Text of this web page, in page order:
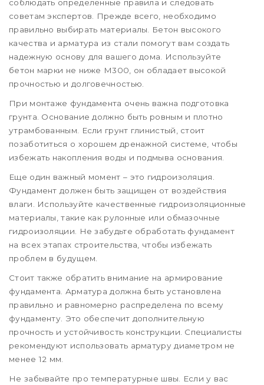
соблюдать определенные правила и следовать
советам экспертов. Прежде всего, необходимо
правильно выбирать материалы. Бетон высокого
качества и арматура из стали помогут вам создать
надежную основу для вашего дома. Используйте
бетон марки не ниже М300, он обладает высокой
прочностью и долговечностью.
При монтаже фундамента очень важна подготовка
грунта. Основание должно быть ровным и плотно
утрамбованным. Если грунт глинистый, стоит
позаботиться о хорошем дренажной системе, чтобы
избежать накопления воды и подмыва основания.
Еще один важный момент – это гидроизоляция.
Фундамент должен быть защищен от воздействия
влаги. Используйте качественные гидроизоляционные
материалы, такие как рулонные или обмазочные
гидроизоляции. Не забудьте обработать фундамент
на всех этапах строительства, чтобы избежать
проблем в будущем.
Стоит также обратить внимание на армирование
фундамента. Арматура должна быть установлена
правильно и равномерно распределена по всему
фундаменту. Это обеспечит дополнительную
прочность и устойчивость конструкции. Специалисты
рекомендуют использовать арматуру диаметром не
менее 12 мм.
Не забывайте про температурные швы. Если у вас